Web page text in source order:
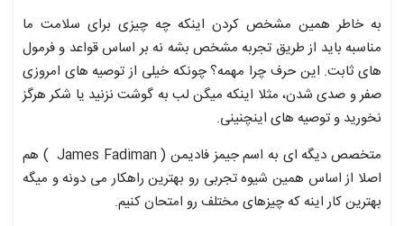
به خاطر همین مشخص کردن اینکه چه چیزی برای سلامت ما
مناسبه باید از طریق تجربه مشخص بشه نه بر اساس قواعد و فرمول
های ثابت. این حرف چرا مهمه؟ چونکه خیلی از توصیه های امروزی
صفر و صدی شدن، مثلا اینکه میگن لب به گوشت نزنید یا شکر هرگز
نخورید و توصیه های اینچنینی.
متخصص دیگه ای به اسم جیمز فادیمن ( James Fadiman ) هم
اصلا از اساس همین شیوه تجربی رو بهترین راهکار می دونه و میگه
بهترین کار اینه که چیزهای مختلف رو امتحان کنیم.